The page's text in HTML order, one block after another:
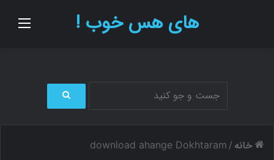
های هس خوب !
ج
خانه /
download ahange Dokhtaram